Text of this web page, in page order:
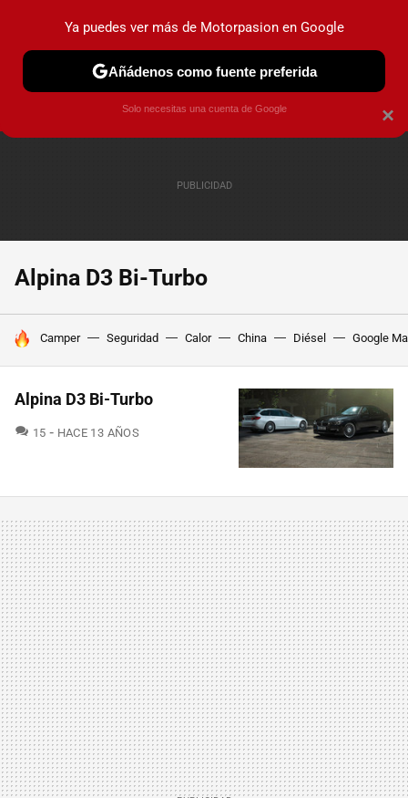
PRUEBAS COCHES ELÉCTRICOS OBSERVATORIO
Alpina D3 Bi-Turbo
HOY SE HABLA DE
Camper Seguridad Calor China Diésel Google
Alpina D3 Bi-Turbo
15 COMENTARIOS
HACE 13 AÑOS
×
Ya puedes ver más de Motorpasion en Google
Añádenos como fuente preferida
Solo necesitas una cuenta de Google